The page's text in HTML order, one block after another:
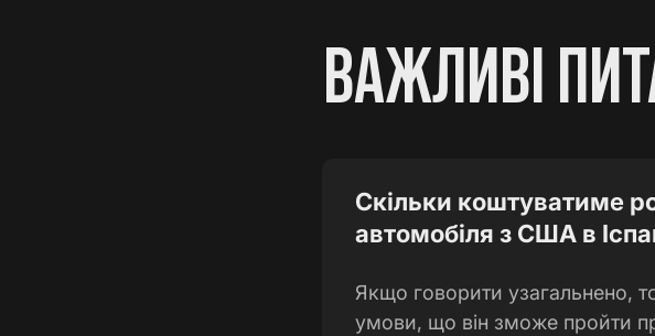
ВАЖЛИВІ
Скільки коштуватиме
автомобіля з США в
Якщо говорити узагальнено,
умови, що він зможе пройти